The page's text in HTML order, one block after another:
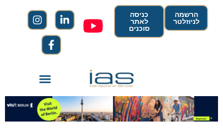
הרשמה
לניוזלטר
כניסה
לאתר
סוכנים